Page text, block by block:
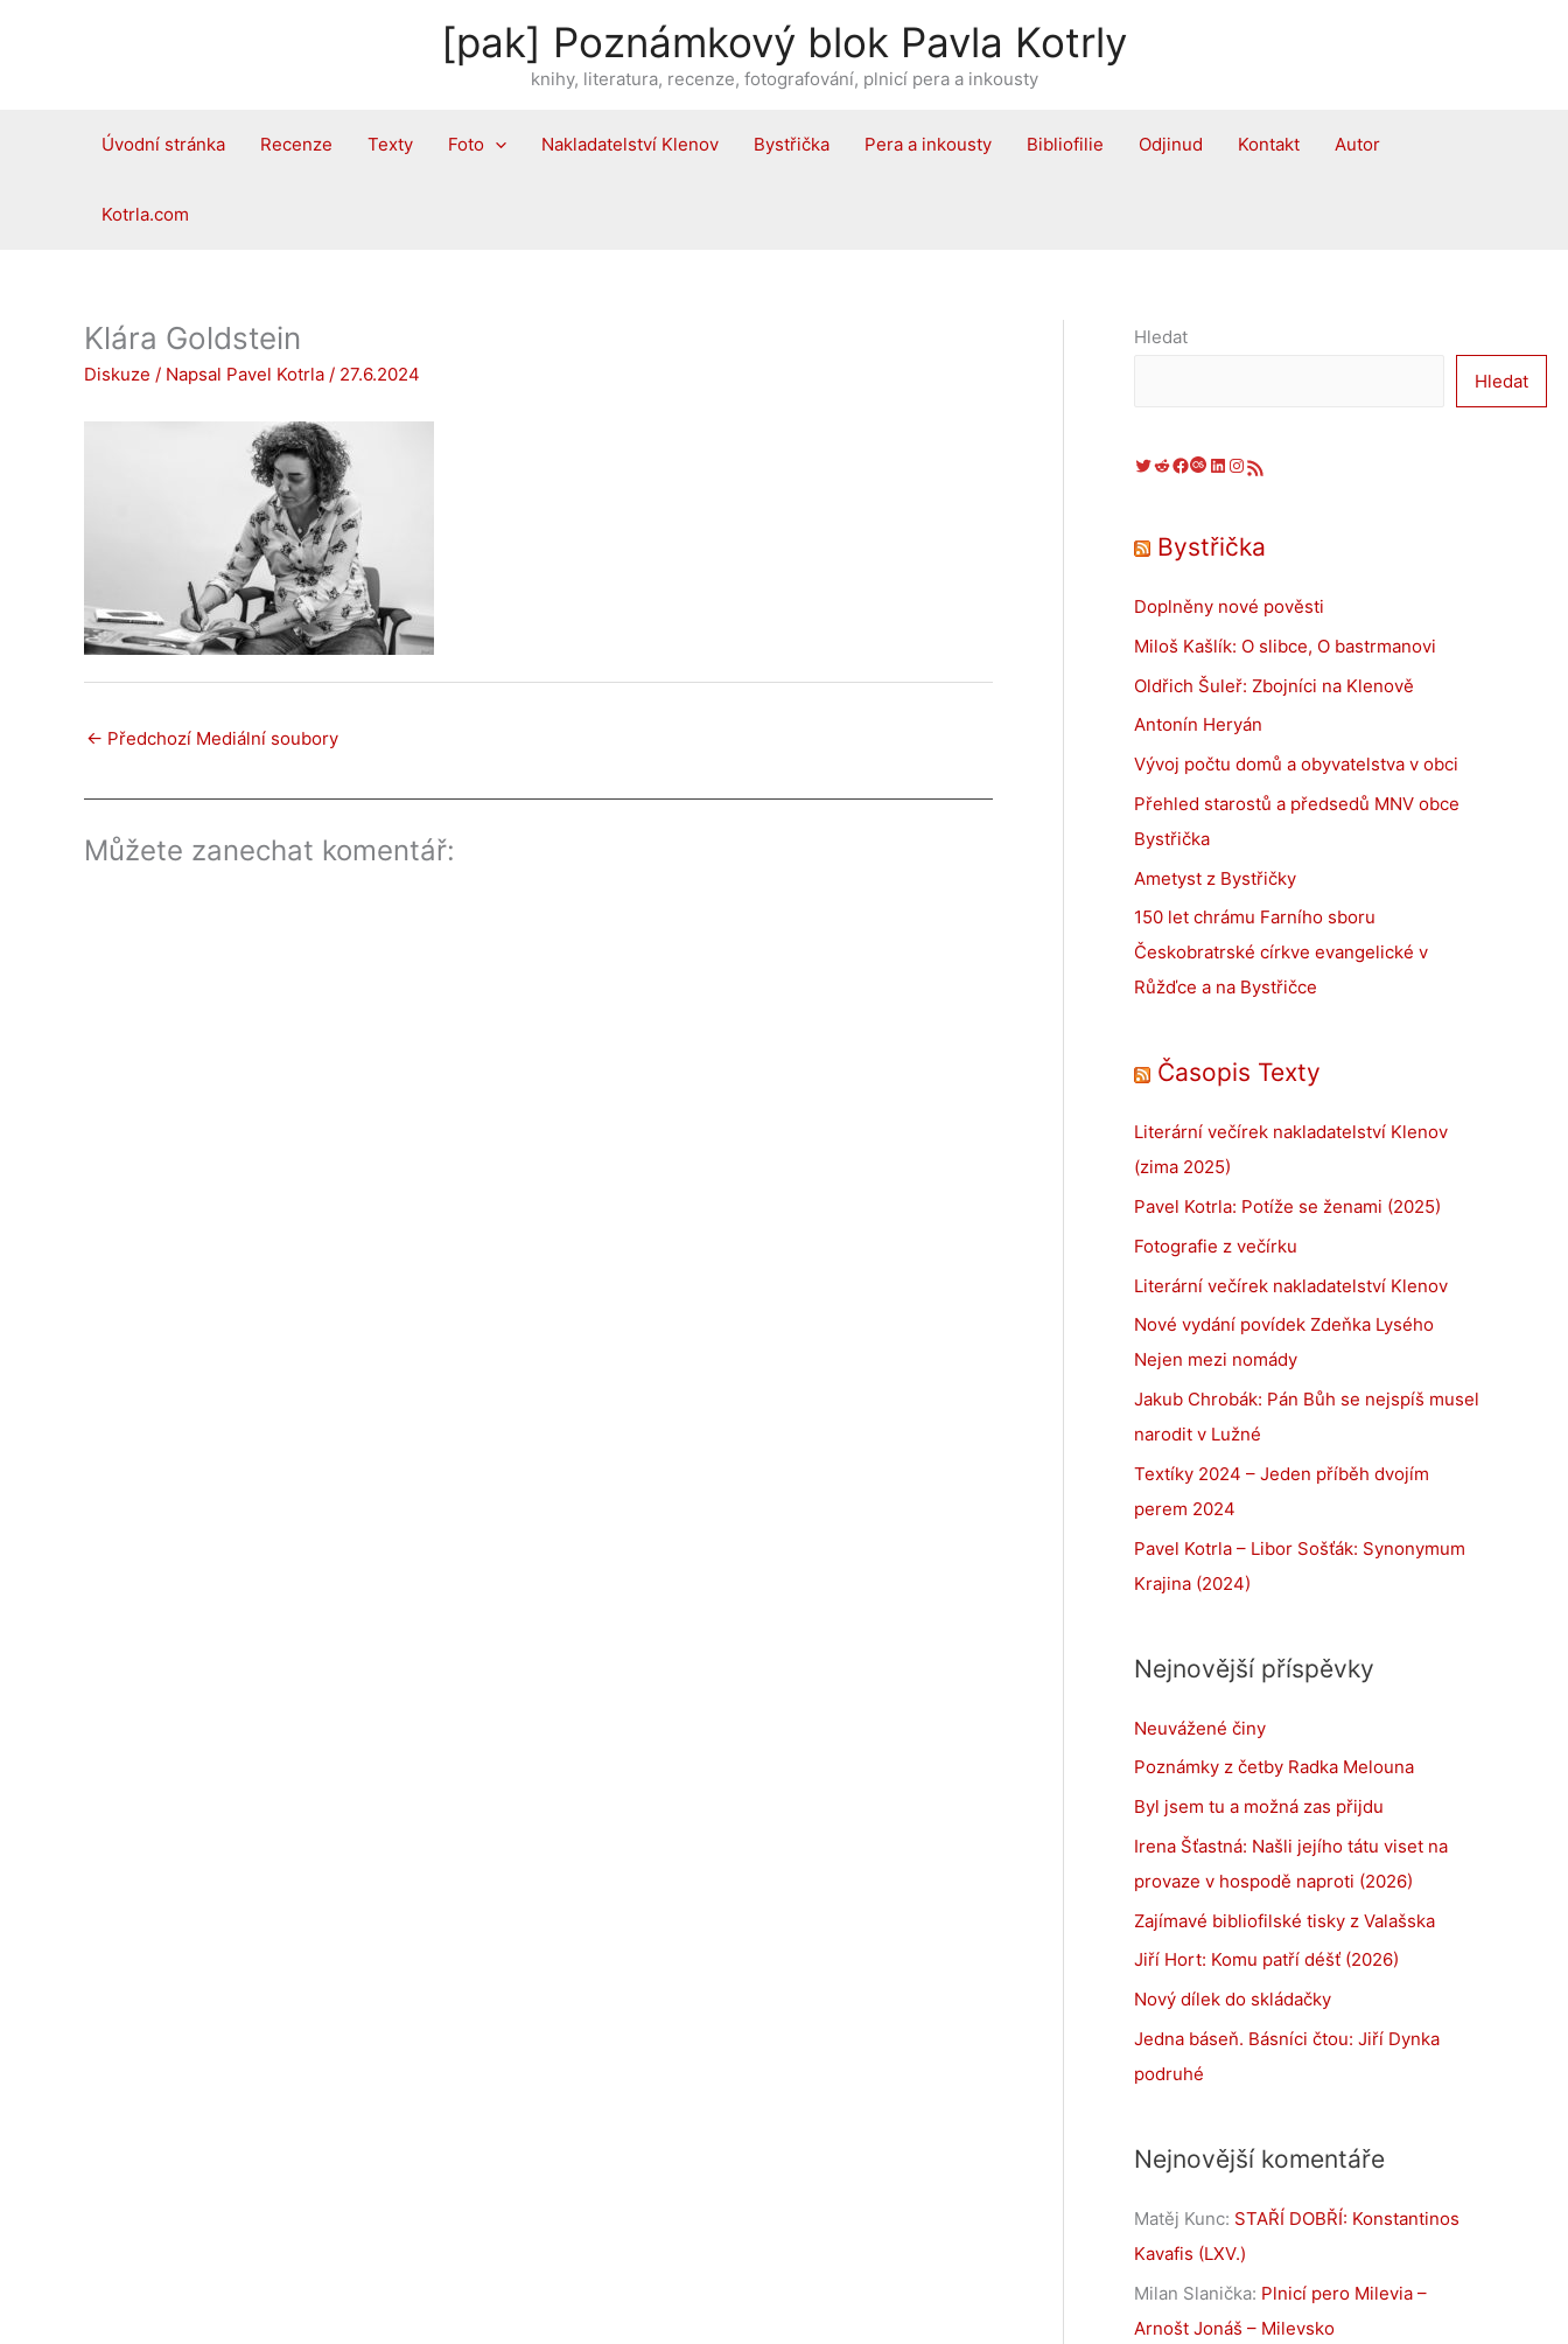
[pak] Poznámkový blok Pavla Kotrly
knihy, literatura, recenze, fotografování, plnicí pera a inkousty
Úvodní stránka Recenze Texty Foto Nakladatelství Klenov Bystřička Pera a inkousty Bibliofilie Odjinud Kontakt Autor
Kotrla.com
Klára Goldstein
Diskuze / Napsal Pavel Kotrla / 27.6.2024
← Předchozí Mediální soubory
Můžete zanechat komentář:
Hledat
Hledat
Twitter Reddit Facebook Last.fm LinkedIn Instagram RSS zdroj
Bystřička
Doplněny nové pověsti
Miloš Kašlík: O slibce, O bastrmanovi
Oldřich Šuleř: Zbojníci na Klenově
Antonín Heryán
Vývoj počtu domů a obyvatelstva v obci
Přehled starostů a předsedů MNV obce
Bystřička
Ametyst z Bystřičky
150 let chrámu Farního sboru
Českobratrské církve evangelické v
Růžďce a na Bystřičce
Časopis Texty
Literární večírek nakladatelství Klenov
(zima 2025)
Pavel Kotrla: Potíže se ženami (2025)
Fotografie z večírku
Literární večírek nakladatelství Klenov
Nové vydání povídek Zdeňka Lysého
Nejen mezi nomády
Jakub Chrobák: Pán Bůh se nejspíš musel
narodit v Lužné
Textíky 2024 – Jeden příběh dvojím
perem 2024
Pavel Kotrla – Libor Sošťák: Synonymum
Krajina (2024)
Nejnovější příspěvky
Neuvážené činy
Poznámky z četby Radka Melouna
Byl jsem tu a možná zas přijdu
Irena Šťastná: Našli jejího tátu viset na
provaze v hospodě naproti (2026)
Zajímavé bibliofilské tisky z Valašska
Jiří Hort: Komu patří déšť (2026)
Nový dílek do skládačky
Jedna báseň. Básníci čtou: Jiří Dynka
podruhé
Nejnovější komentáře
Matěj Kunc: STAŘÍ DOBŘÍ: Konstantinos
Kavafis (LXV.)
Milan Slanička: Plnicí pero Milevia –
Arnošt Jonáš – Milevsko